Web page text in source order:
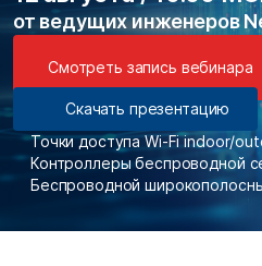
от ведущих инженеров
Смотреть запись вебинара
Скачать презентацию
Точки доступа Wi-Fi indoor/
Контроллеры беспроводной
Беспроводной